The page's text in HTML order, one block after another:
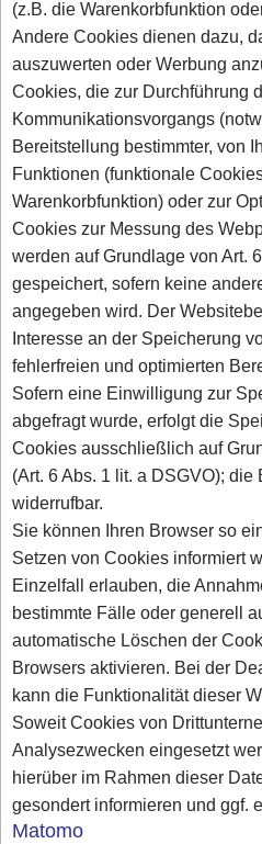
(z.B. die Warenkorbfunktion
Andere Cookies dienen dazu,
auszuwerten oder Werbung
Cookies, die zur Durchführung
Kommunikationsvorgangs
Bereitstellung bestimmter, von
Funktionen (funktionale
Warenkorbfunktion) oder zur
Cookies zur Messung des
werden auf Grundlage von Art.
gespeichert, sofern keine
angegeben wird. Der
Interesse an der Speicherung
fehlerfreien und optimierten
Sofern eine Einwilligung zur
abgefragt wurde, erfolgt die
Cookies ausschließlich auf
(Art. 6 Abs. 1 lit. a DSGVO);
widerrufbar.
Sie können Ihren Browser so
Setzen von Cookies informiert
Einzelfall erlauben, die
bestimmte Fälle oder generell
automatische Löschen der
Browsers aktivieren. Bei der
kann die Funktionalität dieser
Soweit Cookies von
Analysezwecken eingesetzt
hierüber im Rahmen dieser
gesondert informieren und ggf.
Matomo